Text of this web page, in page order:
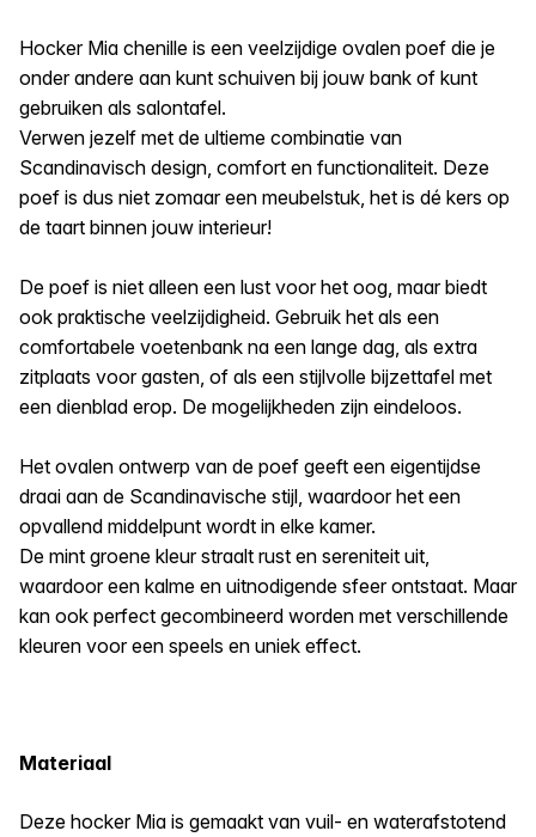
Hocker Mia chenille is een veelzijdige ovalen poef die je
onder andere aan kunt schuiven bij jouw bank of kunt
gebruiken als salontafel.
Verwen jezelf met de ultieme combinatie van
Scandinavisch design, comfort en functionaliteit. Deze
poef is dus niet zomaar een meubelstuk, het is dé kers op
de taart binnen jouw interieur!
De poef is niet alleen een lust voor het oog, maar biedt
ook praktische veelzijdigheid. Gebruik het als een
comfortabele voetenbank na een lange dag, als extra
zitplaats voor gasten, of als een stijlvolle bijzettafel met
een dienblad erop. De mogelijkheden zijn eindeloos.
Het ovalen ontwerp van de poef geeft een eigentijdse
draai aan de Scandinavische stijl, waardoor het een
opvallend middelpunt wordt in elke kamer.
De mint groene kleur straalt rust en sereniteit uit,
waardoor een kalme en uitnodigende sfeer ontstaat. Maar
kan ook perfect gecombineerd worden met verschillende
kleuren voor een speels en uniek effect.
Materiaal
Deze hocker Mia is gemaakt van vuil- en waterafstotend